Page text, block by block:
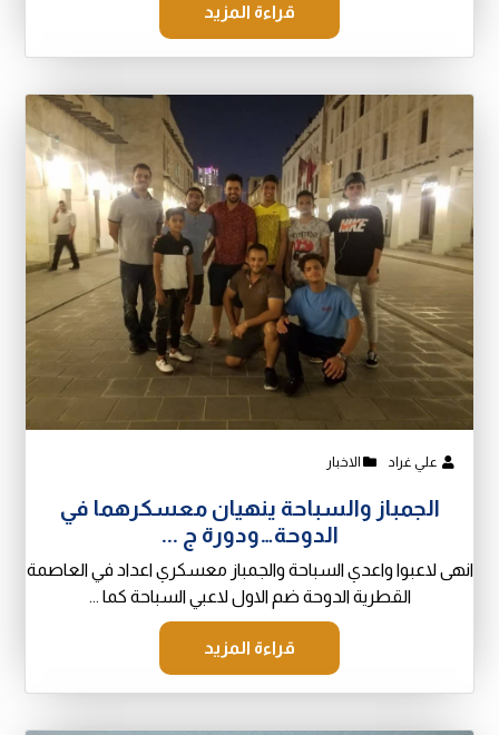
قراءة المزيد
علي غراد الاخبار
الجمباز والسباحة ينهيان معسكرهما في
الدوحة…ودورة ج ...
انهى لاعبوا واعدي السباحة والجمباز معسكري اعداد في العاصمة
القطرية الدوحة ضم الاول لاعبي السباحة كما ...
قراءة المزيد